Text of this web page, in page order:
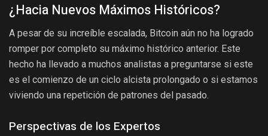
¿Hacia Nuevos Máximos Históricos?
A pesar de su increíble escalada, Bitcoin aún no ha logrado
romper por completo su máximo histórico anterior. Este
hecho ha llevado a muchos analistas a preguntarse si este
es el comienzo de un ciclo alcista prolongado o si estamos
viviendo una repetición de patrones del pasado.
Perspectivas de los Expertos